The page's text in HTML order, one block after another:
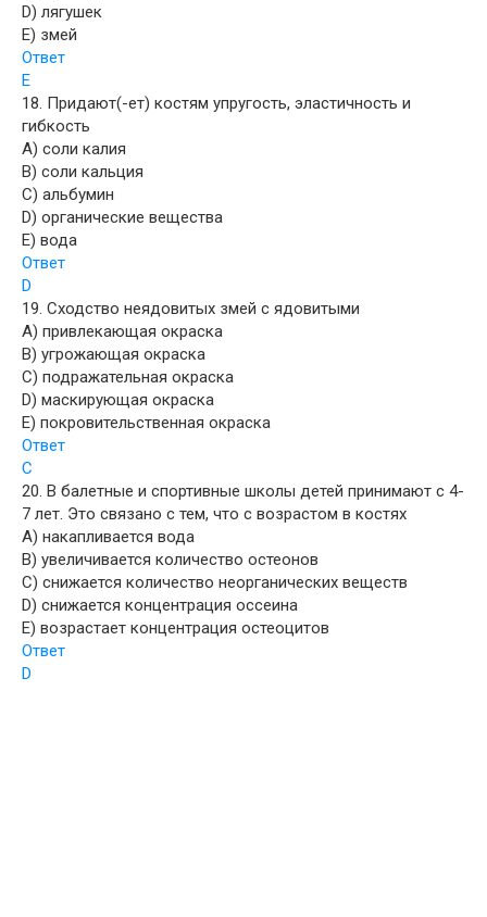
D) лягушек
E) змей
Ответ
Е
18. Придают(-ет) костям упругость, эластичность и
гибкость
A) соли калия
B) соли кальция
C) альбумин
D) органические вещества
E) вода
Ответ
D
19. Сходство неядовитых змей с ядовитыми
A) привлекающая окраска
B) угрожающая окраска
C) подражательная окраска
D) маскирующая окраска
E) покровительственная окраска
Ответ
C
20. В балетные и спортивные школы детей принимают с 4-
7 лет. Это связано с тем, что с возрастом в костях
A) накапливается вода
B) увеличивается количество остеонов
C) снижается количество неорганических веществ
D) снижается концентрация оссеина
E) возрастает концентрация остеоцитов
Ответ
D